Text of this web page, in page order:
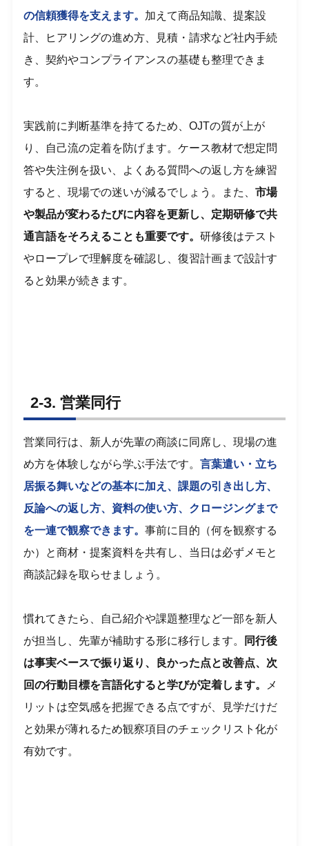
の信頼獲得を支えます。 加えて商品知識、提案設
計、ヒアリングの進め方、見積・請求など社内手続
き、契約やコンプライアンスの基礎も整理できま
す。
実践前に判断基準を持てるため、OJTの質が上が
り、自己流の定着を防げます。ケース教材で想定問
答や失注例を扱い、よくある質問への返し方を練習
すると、現場での迷いが減るでしょう。また、市場
や製品が変わるたびに内容を更新し、定期研修で共
通言語をそろえることも重要です。研修後はテスト
やロープレで理解度を確認し、復習計画まで設計す
ると効果が続きます。
2-3. 営業同行
営業同行は、新人が先輩の商談に同席し、現場の進
め方を体験しながら学ぶ手法です。言葉遣い・立ち
居振る舞いなどの基本に加え、課題の引き出し方、
反論への返し方、資料の使い方、クロージングまで
を一連で観察できます。事前に目的（何を観察する
か）と商材・提案資料を共有し、当日は必ずメモと
商談記録を取らせましょう。
慣れてきたら、自己紹介や課題整理など一部を新人
が担当し、先輩が補助する形に移行します。
同行後
は事実ベースで振り返り、良かった点と改善点、次
回の行動目標を言語化すると学びが定着します。
メ
リットは空気感を把握できる点ですが、見学だけだ
と効果が薄れるため観察項目のチェックリスト化が
有効です。